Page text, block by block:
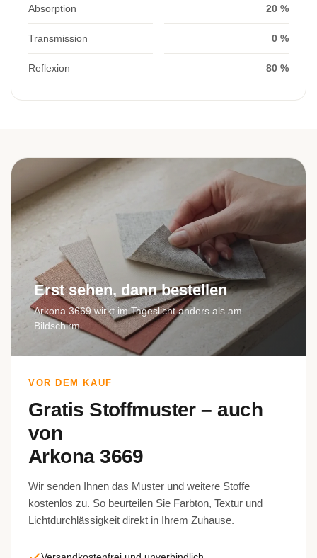
Absorption 20 %
Transmission 0 %
Reflexion 80 %
Erst sehen, dann bestellen
Arkona 3669 wirkt im Tageslicht anders als am
Bildschirm.
VOR DEM KAUF
Gratis Stoffmuster – auch
von
Arkona 3669
Wir senden Ihnen das Muster und weitere Stoffe
kostenlos zu. So beurteilen Sie Farbton, Textur und
Lichtdurchlässigkeit direkt in Ihrem Zuhause.